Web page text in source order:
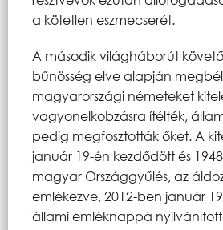
a kötetlen eszmecserét.
A második világháborút
bűnösség elve alapján
magyarországi németeket
vagyonelkobzásra ítélték,
pedig megfosztották őket. A
január 19-én kezdődött és
magyar Országgyűlés, az
emlékezve, 2012-ben január
állami emléknappá